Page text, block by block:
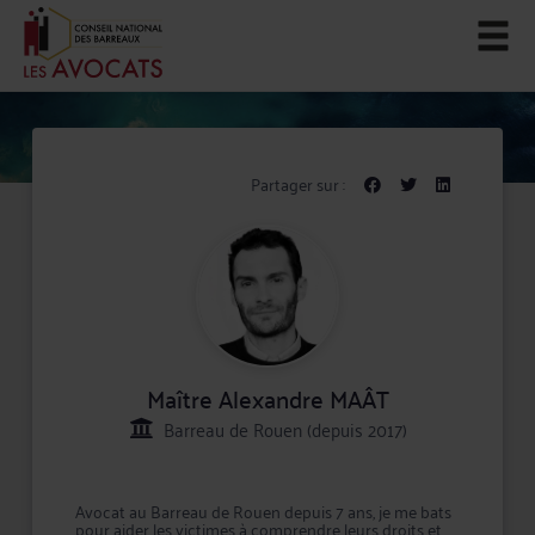
Partager sur :
Maître Alexandre MAÂT
Barreau de Rouen (depuis 2017)
Avocat au Barreau de Rouen depuis 7 ans, je me bats
pour aider les victimes à comprendre leurs droits et